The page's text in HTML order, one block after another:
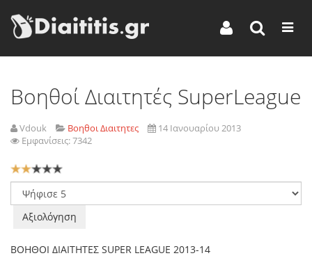
Βοηθοί Διαιτητές SuperLeague
Vdouk Βοηθοι Διαιτητες
14 Ιανουαρίου 2013
Εμφανίσεις: 7342
Αξιολόγηση
Χρήστη:2/5
Παρακαλώ
αξιολογήστε
ΒΟΗΘΟΙ ΔΙΑΙΤΗΤΕΣ SUPER LEAGUE 2013-14